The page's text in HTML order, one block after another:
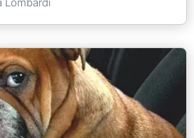
Lombardi